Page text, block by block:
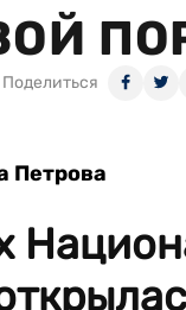
Поделиться
Петрова